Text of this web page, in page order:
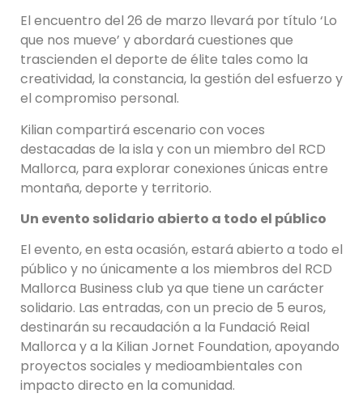
El encuentro del 26 de marzo llevará por título ‘Lo
que nos mueve’ y abordará cuestiones que
trascienden el deporte de élite tales como la
creatividad, la constancia, la gestión del esfuerzo y
el compromiso personal.
Kilian compartirá escenario con voces
destacadas de la isla y con un miembro del RCD
Mallorca, para explorar conexiones únicas entre
montaña, deporte y territorio.
Un evento solidario abierto a todo el público
El evento, en esta ocasión, estará abierto a todo el
público y no únicamente a los miembros del RCD
Mallorca Business club ya que tiene un carácter
solidario. Las entradas, con un precio de 5 euros,
destinarán su recaudación a la Fundació Reial
Mallorca y a la Kilian Jornet Foundation, apoyando
proyectos sociales y medioambientales con
impacto directo en la comunidad.